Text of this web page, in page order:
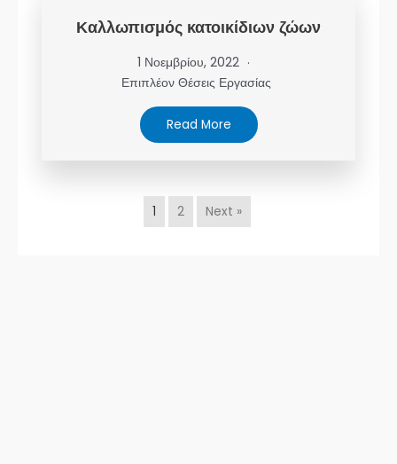
Καλλωπισμός κατοικίδιων ζώων
1 Νοεμβρίου, 2022
Επιπλέον Θέσεις Εργασίας
Read More
1 2 Next »